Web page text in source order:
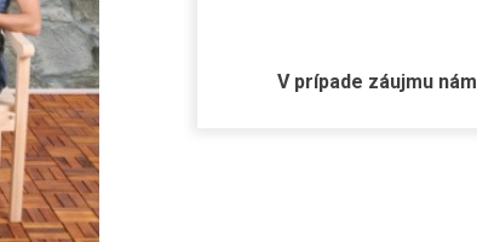
V prípade záujmu nám